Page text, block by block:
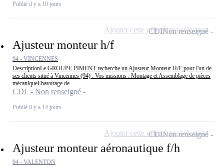
Publié il y a 10 jours
Ajusteur monteur h/f
94 - VINCENNES
DescriptionLe GROUPE PIMENT recherche un Ajusteur Monteur H/F pour l'un de
ses clients situé à Vincennes (94) : Vos missions : Montage et Assemblage de pièces
mécaniqueEbavurage de...
CDI - Non renseigné
Publié il y a 14 jours
CDINon renseigné
Ajouter cette offre à ma sélection
Ajusteur monteur aéronautique f/h
94 - VALENTON
CDINon renseigné
Ajouter cette offre à ma sélection